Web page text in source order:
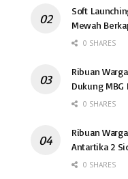
Soft
Mewah
0 SHARES
Ribuan
Dukung
0 SHARES
Ribuan
Antartika 2
0 SHARES